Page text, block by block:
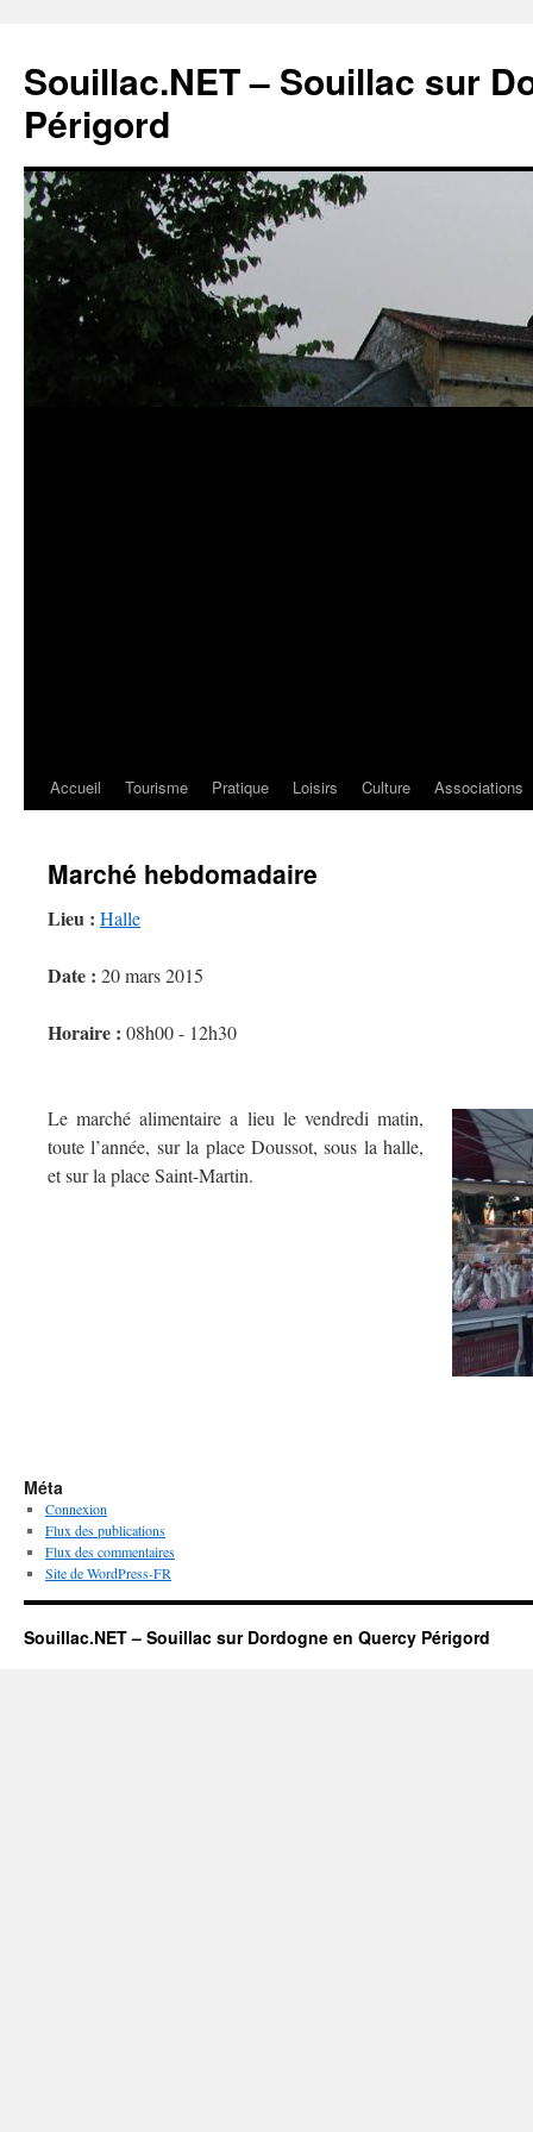
Souillac.NET – Souillac sur
Périgord
Accueil Tourisme Pratique Loisirs Culture Associations
Marché hebdomadaire
Lieu : Halle
Date : 20 mars 2015
Horaire : 08h00 - 12h30
Le marché alimentaire a lieu le vendredi matin,
toute l’année, sur la place Doussot, sous la halle,
et sur la place Saint-Martin.
Méta
Connexion
Flux des publications
Flux des commentaires
Site de WordPress-FR
Souillac.NET – Souillac sur Dordogne en Quercy Périgord